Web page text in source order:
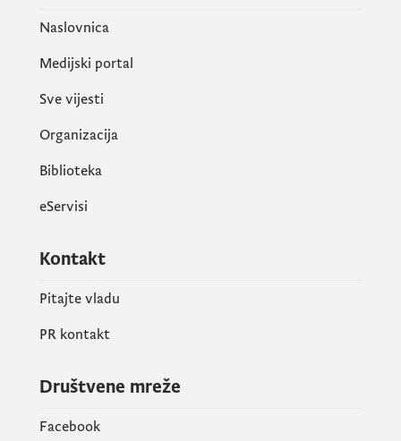
Naslovnica
Medijski portal
Sve vijesti
Organizacija
Biblioteka
eServisi
Kontakt
Pitajte vladu
PR kontakt
Društvene mreže
Facebook